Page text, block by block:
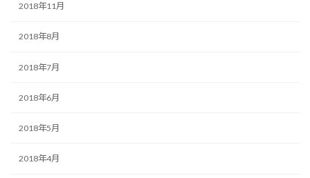
2018年11月
2018年8月
2018年7月
2018年6月
2018年5月
2018年4月